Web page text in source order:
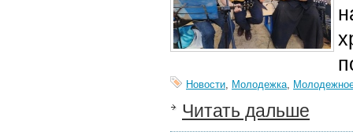
Новости, Молодежка,
Читать дальше